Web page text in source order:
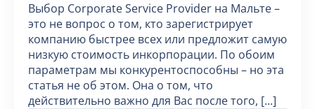
Выбор Corporate Service Provider на Мальте –
это не вопрос о том, кто зарегистрирует
компанию быстрее всех или предложит самую
низкую стоимость инкорпорации. По обоим
параметрам мы конкурентоспособны – но эта
статья не об этом. Она о том, что
действительно важно для Вас после того, [...]